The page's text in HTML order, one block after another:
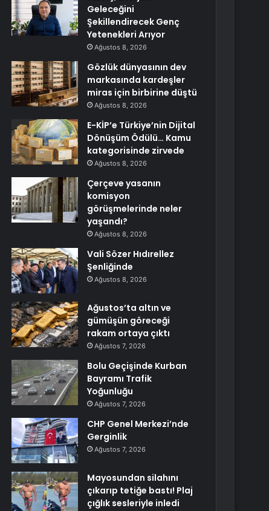
Geleceğini
Şekillendirecek Genç
Yetenekleri Arıyor
Ağustos 8, 2026
Gözlük dünyasının dev
markasında kardeşler
miras için birbirine düştü
Ağustos 8, 2026
E-KİP’e Türkiye’nin Dijital
Dönüşüm Ödülü… Kamu
kategorisinde zirvede
Ağustos 8, 2026
Çerçeve yasanın
komisyon
görüşmelerinde neler
yaşandı?
Ağustos 8, 2026
Vali Sözer Hıdırellez
Şenliğinde
Ağustos 8, 2026
Ağustos’ta altın ve
gümüşün göreceği
rakam ortaya çıktı
Ağustos 7, 2026
Bolu Geçişinde Kurban
Bayramı Trafik
Yoğunluğu
Ağustos 7, 2026
CHP Genel Merkezi’nde
Gerginlik
Ağustos 7, 2026
Mayosundan silahını
çıkarıp tetiğe bastı! Plaj
çığlık sesleriyle inledi